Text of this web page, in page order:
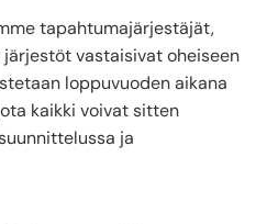
tapahtumajärjestäjät,
vastaisivat oheiseen
loppuvuoden aikana
kaikki voivat sitten
ja